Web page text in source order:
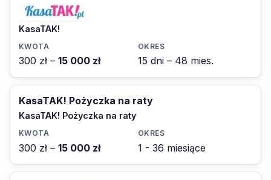
KasaTAK!
300 zł – 15 000 zł 15 dni – 48 mies.
KasaTAK! Pożyczka na raty
KasaTAK! Pożyczka na raty
300 zł – 15 000 zł 1 - 36 miesiące